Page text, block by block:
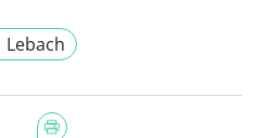
Lebach